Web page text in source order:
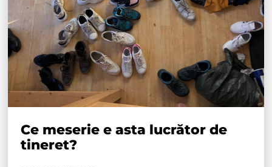
Ce meserie e asta lucrător de
tineret?